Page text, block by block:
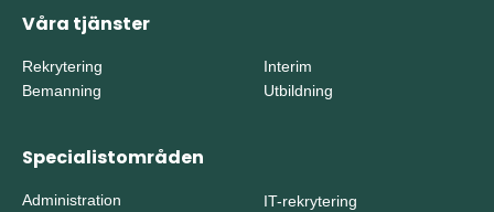
Våra tjänster
Rekrytering
Bemanning
Interim
Utbildning
Specialistområden
Administration
IT-rekrytering